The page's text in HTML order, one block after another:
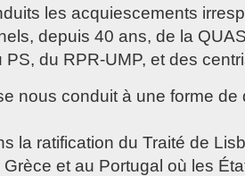
les acquiescements
depuis 40 ans, de la
PS, du RPR-UMP, et des
nous conduit à une forme de
la ratification du Traité de
Grèce et au Portugal où les